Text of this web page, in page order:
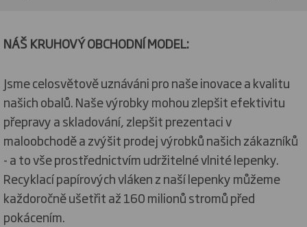
NÁŠ KRUHOVÝ OBCHODNÍ MODEL:
Jsme celosvětově uznáváni pro naše inovace a kvalitu
našich obalů. Naše výrobky mohou zlepšit efektivitu
přepravy a skladování, zlepšit prezentaci v
maloobchodě a zvýšit prodej výrobků našich zákazníků
- a to vše prostřednictvím udržitelné vlnité lepenky.
Recyklací papírových vláken z naší lepenky můžeme
každoročně ušetřit až 160 milionů stromů před
pokácením.